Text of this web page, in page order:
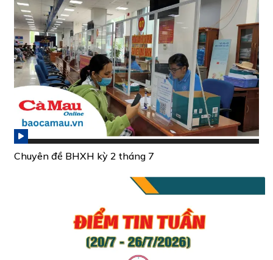
Chuyên đề BHXH kỳ 2 tháng 7